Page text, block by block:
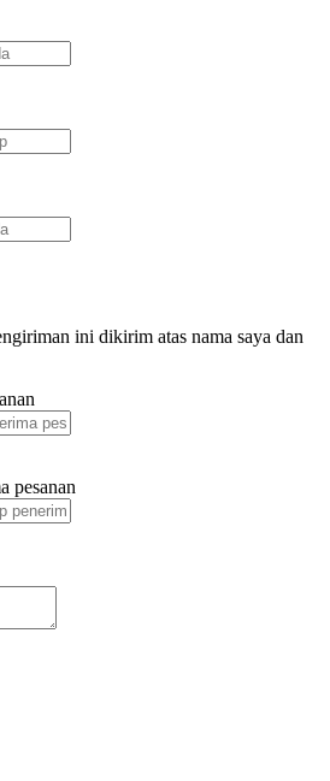
ini dikirim atas nama saya dan
pesanan